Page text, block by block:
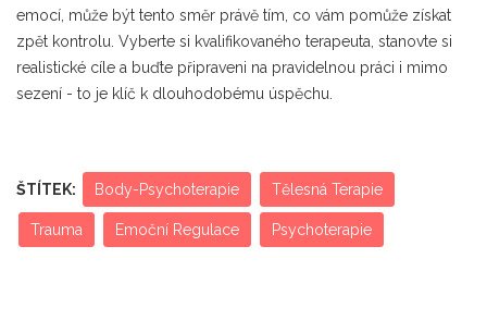
emocí, může být tento směr právě tím, co vám pomůže získat
zpět kontrolu. Vyberte si kvalifikovaného terapeuta, stanovte si
realistické cíle a buďte připraveni na pravidelnou práci i mimo
sezení - to je klíč k dlouhodobému úspěchu.
ŠTÍTEK: Body-Psychoterapie Tělesná Terapie
Trauma Emoční Regulace Psychoterapie